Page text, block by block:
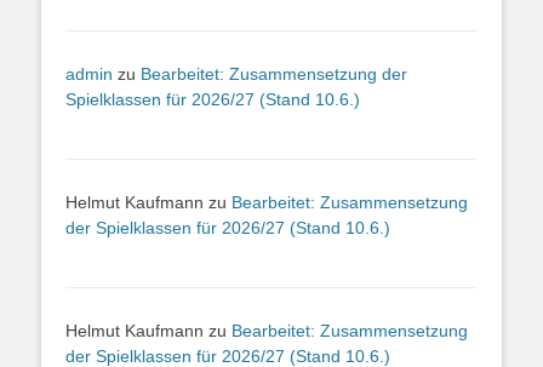
admin zu Bearbeitet: Zusammensetzung der
Spielklassen für 2026/27 (Stand 10.6.)
Helmut Kaufmann zu Bearbeitet: Zusammensetzung
der Spielklassen für 2026/27 (Stand 10.6.)
Helmut Kaufmann zu Bearbeitet: Zusammensetzung
der Spielklassen für 2026/27 (Stand 10.6.)